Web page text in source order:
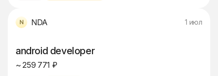
NDA 1 июл
android developer
~ 259 771 ₽